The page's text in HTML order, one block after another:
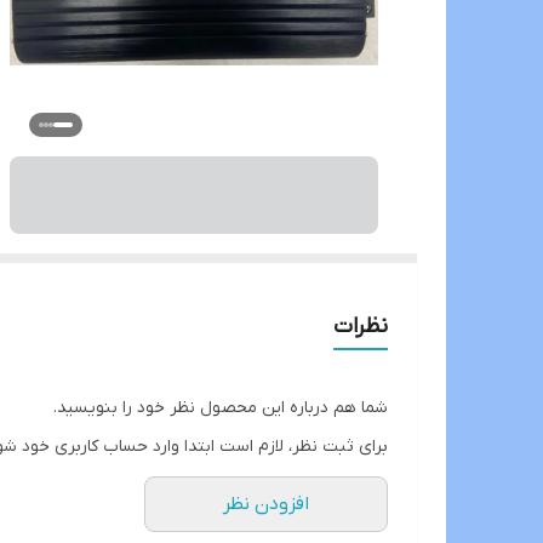
نظرات
شما هم درباره این محصول نظر خود را بنویسید.
برای ثبت نظر، لازم است ابتدا وارد حساب کاربری خود
افزودن نظر